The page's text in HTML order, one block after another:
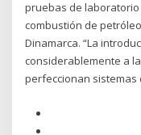
pruebas de
combustión de
Dinamarca. “La
considerablemente a
perfeccionan sistemas